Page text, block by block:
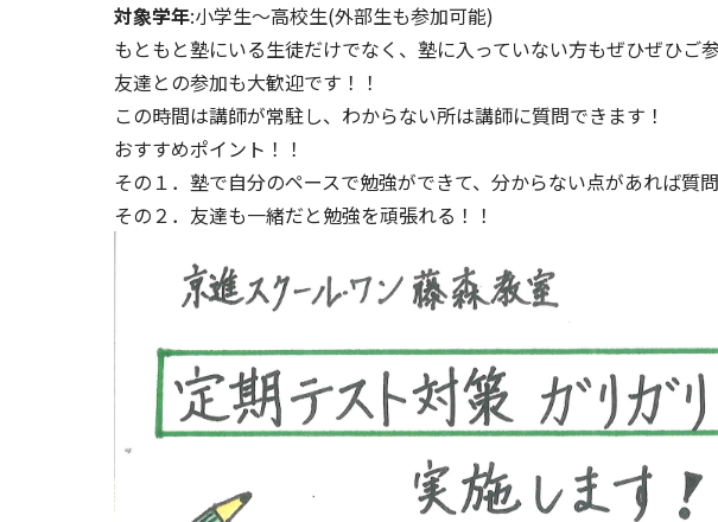
対象学年:小学生～高校生(外部生も参加可能)
もともと塾にいる生徒だけでなく、塾に入っていない方もぜひぜひご
友達との参加も大歓迎です！！
この時間は講師が常駐し、わからない所は講師に質問できます！
おすすめポイント！！
その１．塾で自分のペースで勉強ができて、分からない点があれば質問
その２．友達も一緒だと勉強を頑張れる！！